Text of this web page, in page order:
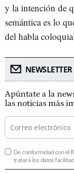
y la intención de
semántica es lo
del habla
Apúntate a la
las noticias más
De conformidad con el
tratará los datos